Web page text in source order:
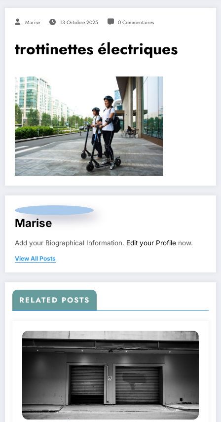
Marise 13 Octobre 2025 0 Commentaires
trottinettes électriques
Marise
Add your Biographical Information. Edit your Profile now.
View All Posts
RELATED POSTS